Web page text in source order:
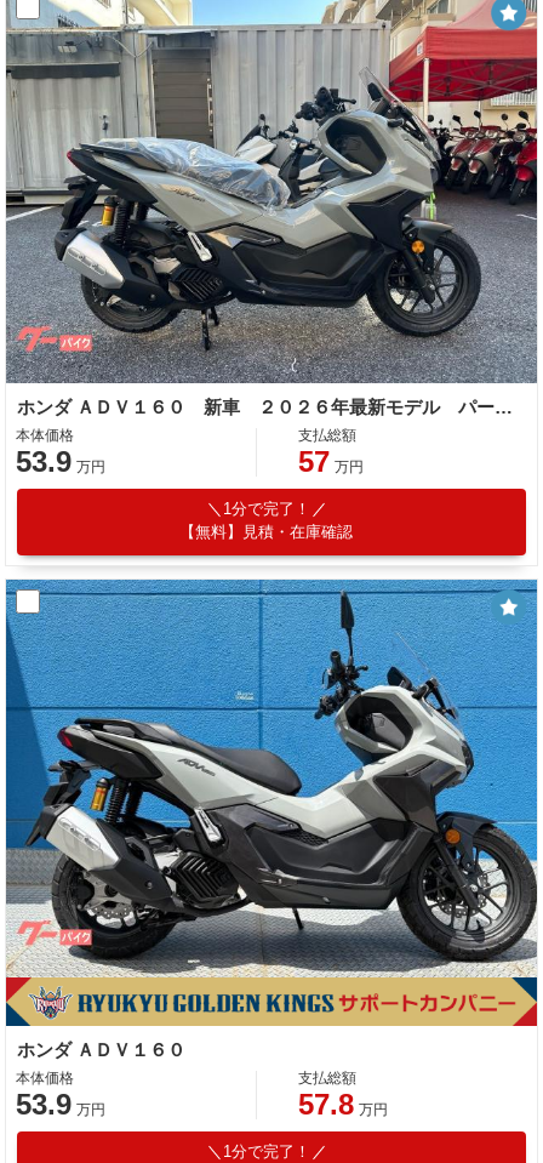
ホンダ ＡＤＶ１６０ 新車 ２０２６年最新モデル パールスモーキーグレー スマートキー ２９Ｌメットイン ＵＳＢ Ｔｙｐｅ−Ｃ装備
本体価格
53.9 万円
支払総額
57 万円
1分で完了！
【無料】見積・在庫確認
ホンダ ＡＤＶ１６０
本体価格
53.9 万円
支払総額
57.8 万円
1分で完了！